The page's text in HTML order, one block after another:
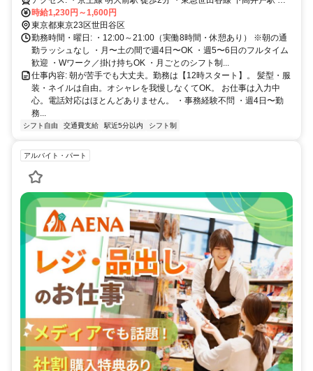
歩10分 ・京王井の頭線 下北沢駅 徒歩18分 ・自転車通勤可 新宿・渋
谷・吉祥寺・下北沢から 電車1本、10分圏内です。
時給1,230円～1,600円
東京都東京23区世田谷区
勤務時間・曜日: ・12:00～21:00（実働8時間・休憩あり） ※朝の通
勤ラッシュなし ・月〜土の間で週4日〜OK ・週5〜6日のフルタイム
歓迎 ・Wワーク／掛け持ちOK ・月ごとのシフト制...
仕事内容: 朝が苦手でも大丈夫。勤務は【12時スタート】。 髪型・服
装・ネイルは自由。オシャレを我慢しなくてOK。 お仕事は入力中
心。電話対応はほとんどありません。 ・事務経験不問 ・週4日〜勤
務...
シフト自由 交通費支給 駅近5分以内 シフト制
アルバイト・パート